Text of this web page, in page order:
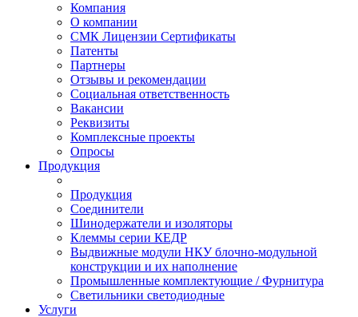
Компания
О компании
СМК Лицензии Сертификаты
Патенты
Партнеры
Отзывы и рекомендации
Социальная ответственность
Вакансии
Реквизиты
Комплексные проекты
Опросы
Продукция
Продукция
Соединители
Шинодержатели и изоляторы
Клеммы серии КЕДР
Выдвижные модули НКУ блочно-модульной
конструкции и их наполнение
Промышленные комплектующие / Фурнитура
Светильники светодиодные
Услуги